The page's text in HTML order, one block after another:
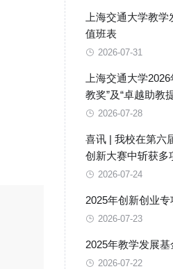
上海交通大学教
值班表
2026-07-31
上海交通大学
教奖”及“卓越助教
2026-07-28
喜讯 | 我校在第六
创新大赛中斩获多
2026-07-24
2025年创新创业
2026-07-23
2025年教学发展
2026-07-22